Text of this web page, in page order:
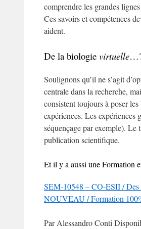
comprendre les grandes
Ces savoirs et compétences
aident.
De la biologie virtuelle
Soulignons qu’il ne s’agit
centrale dans la recherche,
consistent toujours à poser
expériences. Les expériences
séquençage par exemple). Le
publication scientifique.
Et il y a aussi une Formation
SEM-10548 – CO-ESII / Des
NOUVEAU / Formation
Par Alessandro Conti